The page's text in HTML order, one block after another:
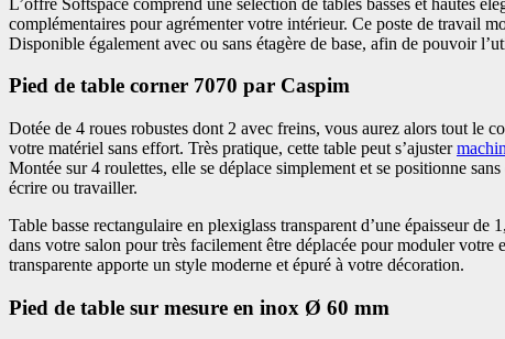
complémentaires pour agrémenter votre intérieur. Ce poste de travail
Disponible également avec ou sans étagère de base, afin de pouvoir
Pied de table corner 7070 par Caspim
Dotée de 4 roues robustes dont 2 avec freins, vous aurez alors tout le
votre matériel sans effort. Très pratique, cette table peut s’ajuster
Montée sur 4 roulettes, elle se déplace simplement et se positionne
écrire ou travailler.
Table basse rectangulaire en plexiglass transparent d’une épaisseur
dans votre salon pour très facilement être déplacée pour moduler votre
transparente apporte un style moderne et épuré à votre décoration.
Pied de table sur mesure en inox Ø 60 mm